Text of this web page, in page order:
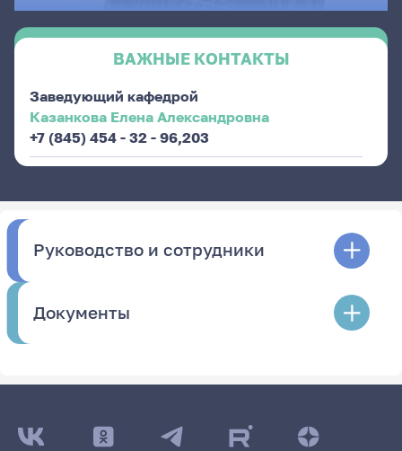
ВАЖНЫЕ КОНТАКТЫ
Заведующий кафедрой
Казанкова Елена Александровна
+7 (845) 454 - 32 - 96,203
Руководство и сотрудники
Документы